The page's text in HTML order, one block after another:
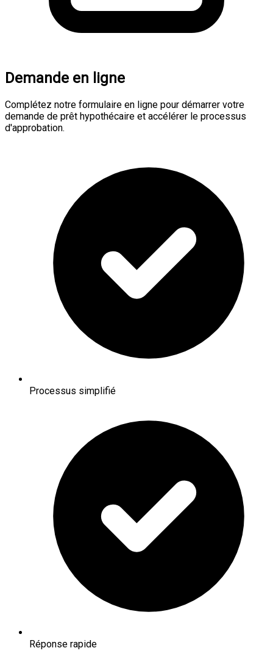
Demande en ligne
Complétez notre formulaire en ligne pour démarrer votre
demande de prêt hypothécaire et accélérer le processus
d'approbation.
Processus simplifié
Réponse rapide